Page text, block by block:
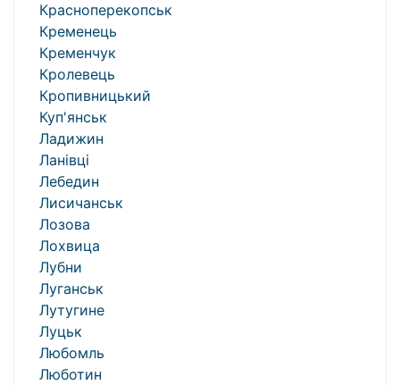
Красноперекопськ
Кременець
Кременчук
Кролевець
Кропивницький
Куп'янськ
Ладижин
Ланівці
Лебедин
Лисичанськ
Лозова
Лохвица
Лубни
Луганськ
Лутугине
Луцьк
Любомль
Люботин